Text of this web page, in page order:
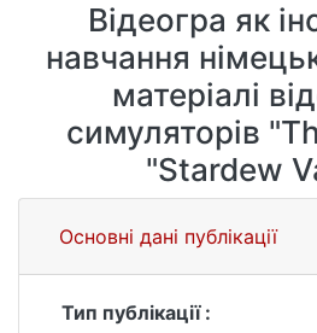
Відеогра як
навчання
матеріалі
симуляторів
"Stardew
Основні дані публікації
Тип публікації :